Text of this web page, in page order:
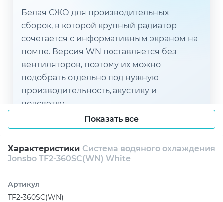
Белая СЖО для производительных
сборок, в которой крупный радиатор
сочетается с информативным экраном на
помпе. Версия WN поставляется без
вентиляторов, поэтому их можно
подобрать отдельно под нужную
производительность, акустику и
подсветку.
Показать все
Характеристики Система водяного охлаждения
Jonsbo TF2-360SC(WN) White
Артикул
TF2-360SC(WN)